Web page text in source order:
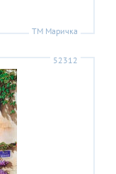
ТМ Маричка
52312